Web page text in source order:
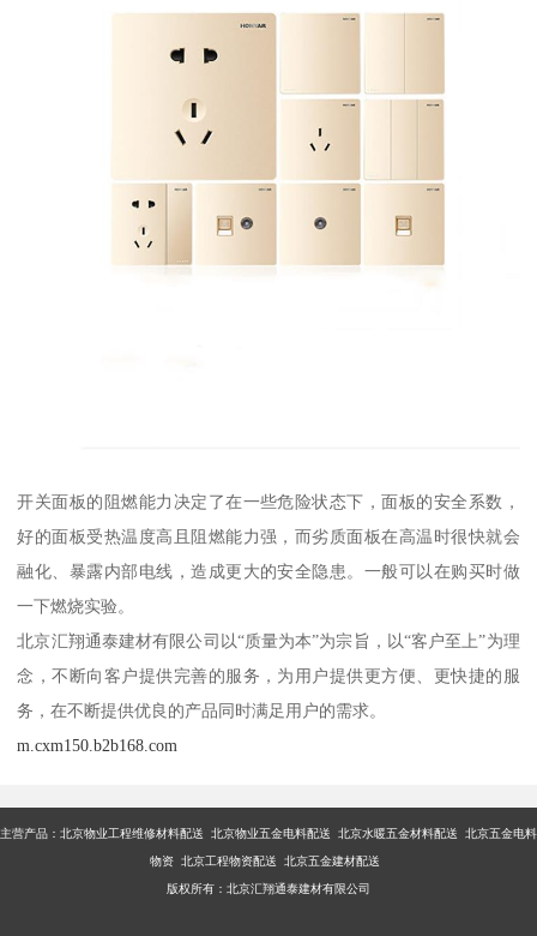
开关面板的阻燃能力决定了在一些危险状态下，面板的安全系数，
好的面板受热温度高且阻燃能力强，而劣质面板在高温时很快就会
融化、暴露内部电线，造成更大的安全隐患。一般可以在购买时做
一下燃烧实验。
北京汇翔通泰建材有限公司以“质量为本”为宗旨，以“客户至上”为理
念，不断向客户提供完善的服务，为用户提供更方便、更快捷的服
务，在不断提供优良的产品同时满足用户的需求。
m.cxm150.b2b168.com
主营产品： 北京物业工程维修材料配送 北京物业五金电料配送 北京水暖五金材料配送 北京五金电料
物资 北京工程物资配送 北京五金建材配送
版权所有：北京汇翔通泰建材有限公司